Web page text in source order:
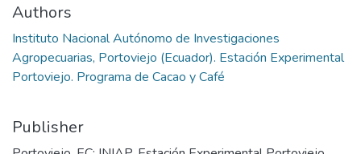
Authors
Instituto Nacional Autónomo de Investigaciones
Agropecuarias, Portoviejo (Ecuador). Estación Experimental
Portoviejo. Programa de Cacao y Café
Publisher